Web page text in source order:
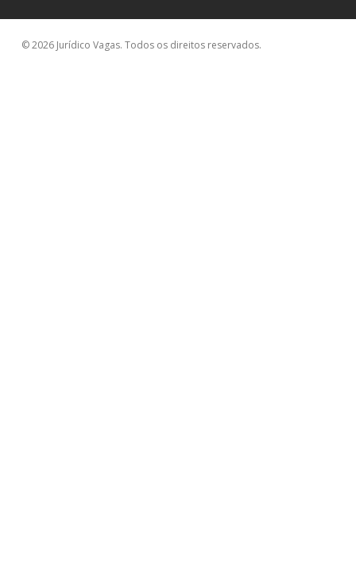
© 2026 Jurídico Vagas. Todos os direitos reservados.